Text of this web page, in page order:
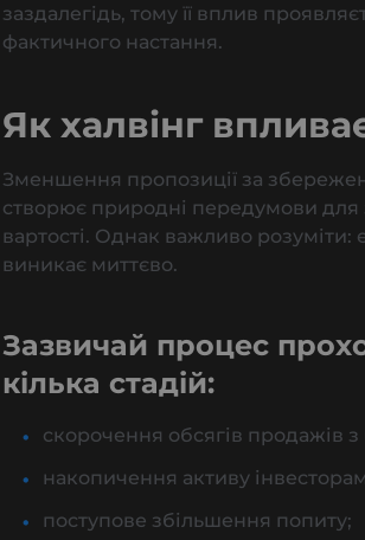
заздалегідь, тому її вплив
фактичного настання.
Як халвінг
Зменшення пропозиції за
створює природні передумови для
вартості. Однак важливо розуміти:
виникає миттєво.
Зазвичай процес
кілька стадій:
скорочення обсягів продажів
накопичення активу
поступове збільшення попиту;